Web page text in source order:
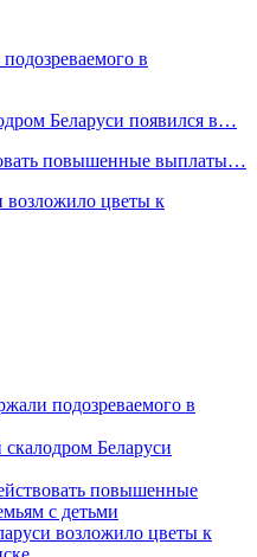
в
Беларуси появился в…
повышенные выплаты…
возложило цветы к
подозреваемого в
Беларуси
повышенные
с детьми
возложило цветы к